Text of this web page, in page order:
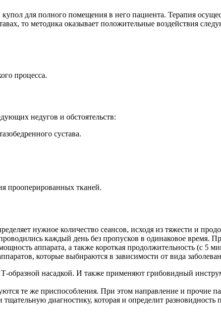
для полного помещения в него пациента. Терапия
то методика оказывает положительные воздействия
процесса.
недугов и обстоятельств:
сустава.
прооперированных тканей.
нужное количество сеансов, исходя из тяжести и
каждый день без пропусков в одинаковое время.
аппарата, а также короткая продолжительность (с 5
которые выбираются в зависимости от вида
образной насадкой. И также применяют грибовидный
те же приспособления. При этом направление и прочие
диагностику, которая и определит